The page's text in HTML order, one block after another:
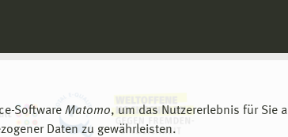
Software Matomo, um das Nutzererlebnis für Sie
Daten zu gewährleisten.